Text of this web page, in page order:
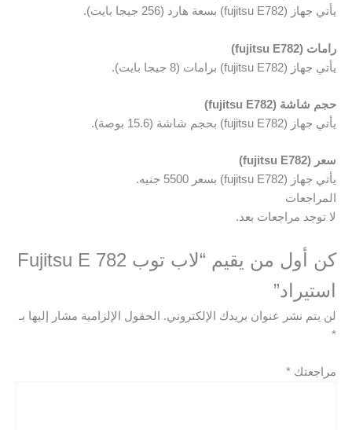
يأتي جهاز (fujitsu E782) بسعة هارد (256 جيجا بايت).
رامات (fujitsu E782)
يأتي جهاز (fujitsu E782) برامات (8 جيجا بايت).
حجم شاشة (fujitsu E782)
يأتي جهاز (fujitsu E782) بحجم شاشة (15.6 بوصة).
سعر (fujitsu E782)
يأتي جهاز (fujitsu E782) بسعر 5500 جنيه.
المراجعات
لا توجد مراجعات بعد.
كن أول من يقيم “لاب توب Fujitsu E 782
استيراد”
لن يتم نشر عنوان بريدك الإلكتروني.
الحقول الإلزامية مشار إليها بـ
*
مراجعتك *